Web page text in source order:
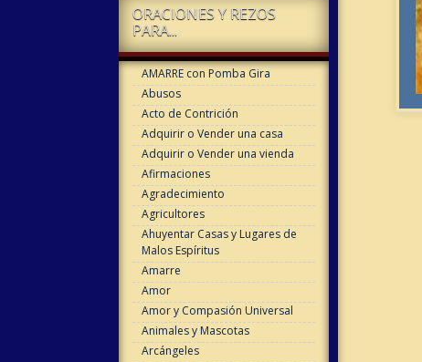
ORACIONES Y REZOS
PARA...
AMARRE con Pomba Gira
Abusos
Acto de Contrición
Adquirir o Vender una casa
Adquirir o Vender una vienda
Afirmaciones
Agradecimiento
Agricultores
Ahuyentar Casas y Lugares de
Malos Espíritus
Amarre
Amor
Amor y Compasión Universal
Animales y Mascotas
Arcángeles